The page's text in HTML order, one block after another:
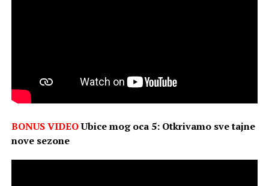
BONUS VIDEOUbice mog oca 5: Otkrivamo sve tajne
nove sezone